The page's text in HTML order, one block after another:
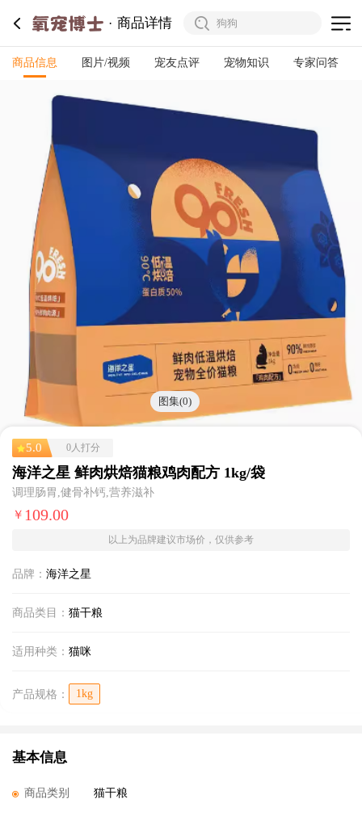
商品详情
商品信息 图片/视频 宠友点评 宠物知识 专家问答
图集(0)
5.0 0人打分
海洋之星 鲜肉烘焙猫粮鸡肉配方 1kg/袋
调理肠胃,健骨补钙,营养滋补
￥ 109.00
以上为品牌建议市场价，仅供参考
品牌： 海洋之星
商品类目： 猫干粮
适用种类： 猫咪
产品规格： 1kg
基本信息
商品类别 猫干粮